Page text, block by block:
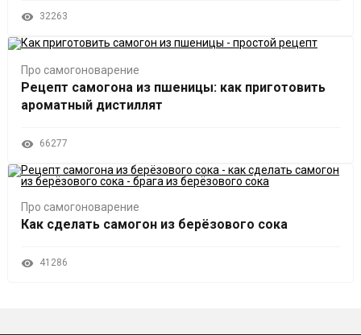
32263
Про самогоноварение
Рецепт самогона из пшеницы: как приготовить
ароматный дистиллят
66277
Про самогоноварение
Как сделать самогон из берёзового сока
41286